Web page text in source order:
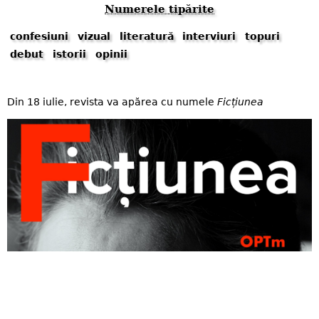
Numerele tipărite
confesiuni vizual literatură interviuri
topuri
debut
istorii opinii
Din 18 iulie, revista va apărea cu numele Ficțiunea